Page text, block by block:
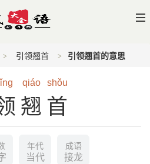
引领翘首 引领翘首的意思
lǐng qiáo shǒu
翘首
年代
当代
成语
接龙